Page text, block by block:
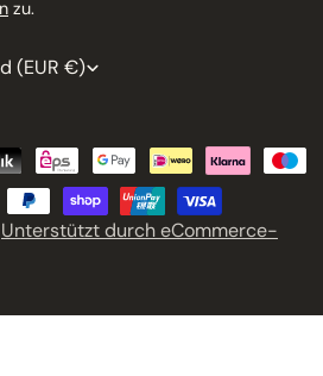
zu.
Deutschland (EUR €)
Unterstützt durch eCommerce-